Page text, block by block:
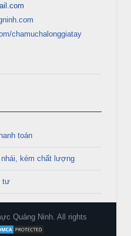
chamuchalonggiatay
toán
nhái, kém chất lượng
tư
Quảng Ninh. All rights